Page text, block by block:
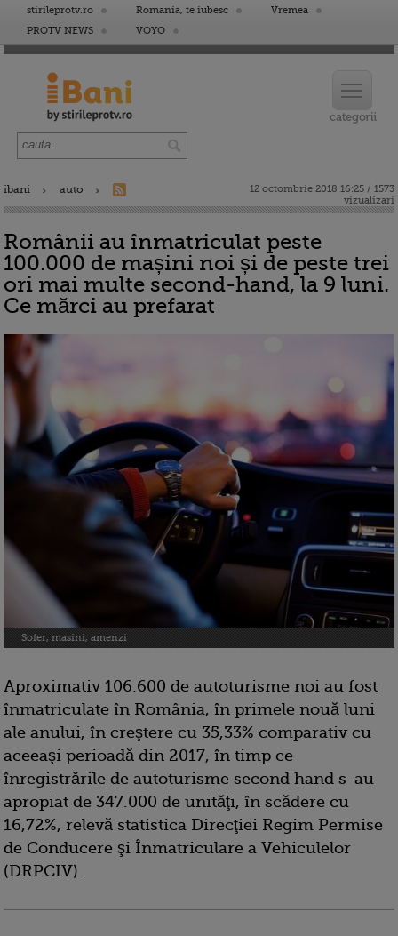
stirileprotv.ro Romania, te iubesc
Vremea
PROTV NEWS
VOYO
ibani auto
12 octombrie 2018 16:25 / 1573
vizualizari
Românii au înmatriculat peste
100.000 de mașini noi și de peste trei
ori mai multe second-hand, la 9 luni.
Ce mărci au prefarat
Sofer, masini, amenzi
Aproximativ 106.600 de autoturisme noi au fost
înmatriculate în România, în primele nouă luni
ale anului, în creştere cu 35,33% comparativ cu
aceeaşi perioadă din 2017, în timp ce
înregistrările de autoturisme second hand s-au
apropiat de 347.000 de unităţi, în scădere cu
16,72%, relevă statistica Direcţiei Regim Permise
de Conducere şi Înmatriculare a Vehiculelor
(DRPCIV).